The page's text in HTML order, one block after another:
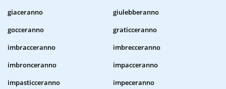
giaceranno
giulebberanno
gocceranno
graticceranno
imbracceranno
imbrecceranno
imbronceranno
impacceranno
impasticceranno
impeceranno